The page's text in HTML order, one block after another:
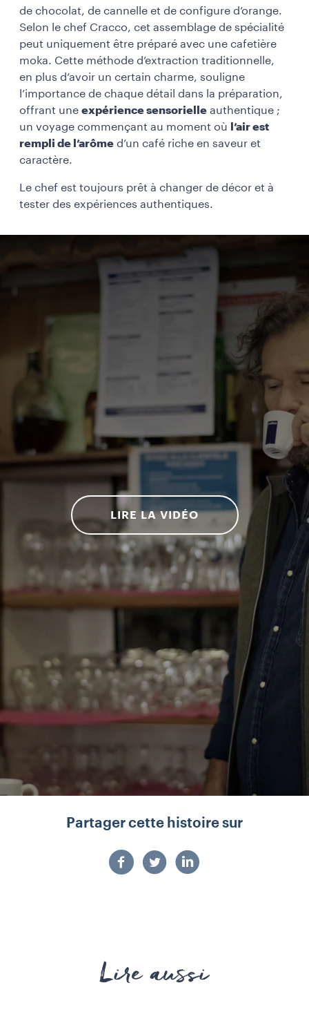
de chocolat, de cannelle et de configure d’orange.
Selon le chef Cracco, cet assemblage de spécialité
peut uniquement être préparé avec une cafetière
moka. Cette méthode d’extraction traditionnelle,
en plus d’avoir un certain charme, souligne
l’importance de chaque détail dans la préparation,
offrant une expérience sensorielle authentique ;
un voyage commençant au moment où
l’air est
rempli de l’arôme d’un café riche en saveur et
caractère.
Le chef est toujours prêt à changer de décor et à
tester des expériences authentiques.
LIRE LA VIDÉO
Partager cette histoire sur
Lire aussi